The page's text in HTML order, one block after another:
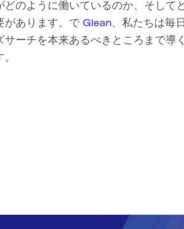
のように働いているのか、そして
があります。でGlean、私たちは毎
ーチを本来あるべきところまで導